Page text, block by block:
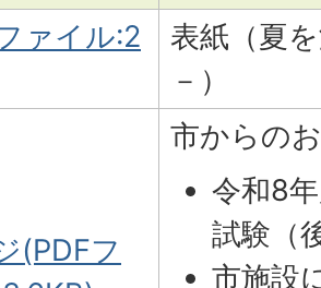
ァイル:2
表紙（夏
－）
(PDFフ
市からの
令和8
試験（
市施設